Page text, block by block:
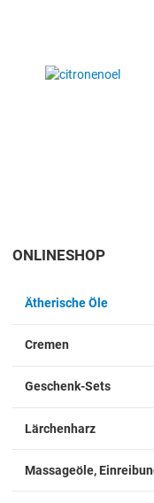
ONLINESHOP
Ätherische Öle
Cremen
Geschenk-Sets
Lärchenharz
Massageöle,